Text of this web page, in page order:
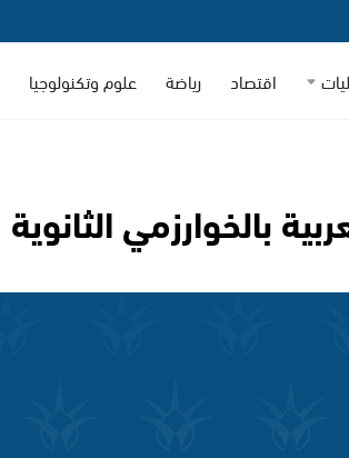
اقتصاد رياضة علوم وتكنولوجيا
بالخوارزمي الثانوية